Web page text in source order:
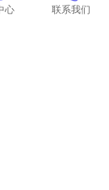
心 联系我们